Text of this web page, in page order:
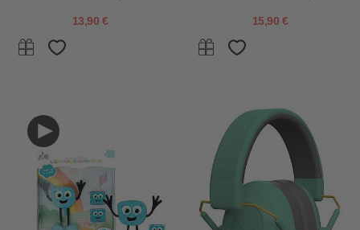
13,90 € 15,90 €